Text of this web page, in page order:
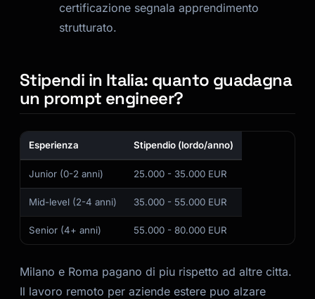
certificazione segnala apprendimento
strutturato.
Stipendi in Italia: quanto guadagna
un prompt engineer?
Esperienza Stipendio (lordo/anno)
Junior (0-2 anni) 25.000 - 35.000 EUR
Mid-level (2-4 anni) 35.000 - 55.000 EUR
Senior (4+ anni) 55.000 - 80.000 EUR
Milano e Roma pagano di piu rispetto ad altre citta.
Il lavoro remoto per aziende estere puo alzare